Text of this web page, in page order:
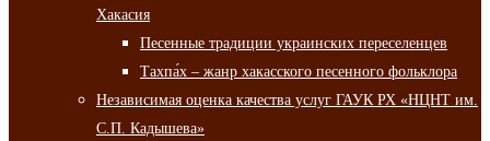
Хакасия
Песенные традиции украинских переселенцев
Тахпа́х – жанр хакасского песенного фольклора
Независимая оценка качества услуг ГАУК РХ «НЦНТ им.
С.П. Кадышева»